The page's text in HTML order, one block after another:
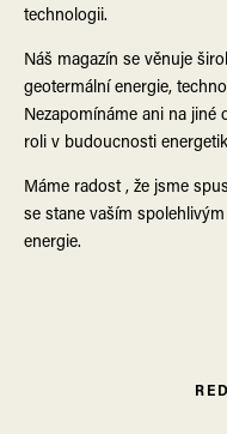
Uložit do prohlížeče
technologii.
Náš magazín se věnuje
geotermální energie,
Nezapomínáme ani na jiné
roli v budoucnosti
Máme radost , že jsme
se stane vaším
energie.